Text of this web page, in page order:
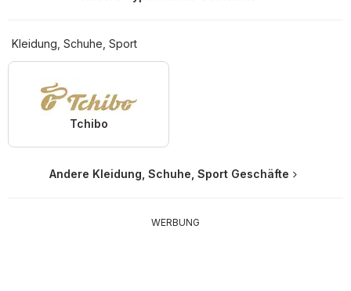
Kleidung, Schuhe, Sport
Tchibo
Andere Kleidung, Schuhe, Sport Geschäfte
WERBUNG